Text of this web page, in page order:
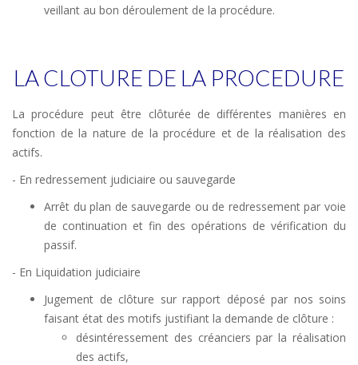
veillant au bon déroulement de la procédure.
LA CLOTURE DE LA PROCEDURE
La procédure peut être clôturée de différentes manières en
fonction de la nature de la procédure et de la réalisation des
actifs.
- En redressement judiciaire ou sauvegarde
Arrêt du plan de sauvegarde ou de redressement par voie
de continuation et fin des opérations de vérification du
passif.
- En Liquidation judiciaire
Jugement de clôture sur rapport déposé par nos soins
faisant état des motifs justifiant la demande de clôture :
désintéressement des créanciers par la réalisation
des actifs,